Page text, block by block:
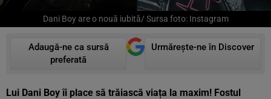
Dani Boy are o nouă iubită/ Sursa foto: Instagram
Adaugă-ne ca sursă
preferată
Urmărește-ne în Discover
Lui Dani Boy îi place să trăiască viața la maxim! Fostul